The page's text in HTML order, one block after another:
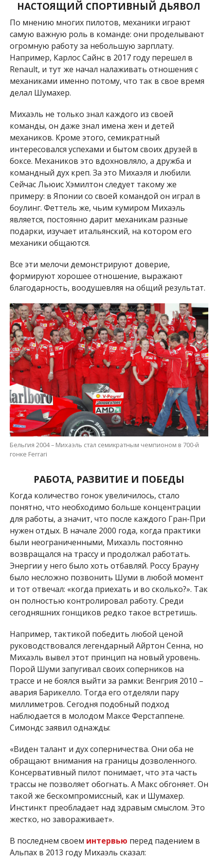
НАСТОЯЩИЙ СПОРТИВНЫЙ ДЬЯВОЛ
По мнению многих пилотов, механики играют
самую важную роль в команде: они проделывают
огромную работу за небольшую зарплату.
Например, Карлос Сайнс в 2017 году перешел в
Renault, и тут же начал налаживать отношения с
механиками именно потому, что так в свое время
делал Шумахер.
Михаэль не только знал каждого из своей
команды, он даже знал имена жен и детей
механиков. Кроме этого, семикратный
интересовался успехами и бытом своих друзей в
боксе. Механиков это вдохновляло, а дружба и
командный дух креп. За это Михаэля и любили.
Сейчас Льюис Хэмилтон следует такому же
примеру: в Японии со своей командой он играл в
боулинг. Феттель же, чьим кумиром Михаэль
является, постоянно дарит механикам разные
подарки, изучает итальянский, на котором его
механики общаются.
Все эти мелочи демонстрируют доверие,
формируют хорошее отношение, выражают
благодарность, воодушевляя на общий результат.
Бельгия 2004 – Михаэль стал семикратным чемпионом в 700-й
гонке Ferrari
РАБОТА, РАЗВИТИЕ И ПОБЕДЫ
Когда количество гонок увеличилось, стало
понятно, что необходимо больше концентрации
для работы, а значит, что после каждого Гран-При
нужен отдых. В начале 2000 года, когда практики
были неограниченными, Михаэль постоянно
возвращался на трассу и продолжал работать.
Энергии у него было хоть отбавляй. Россу Брауну
было несложно позвонить Шуми в любой момент
и тот отвечал: «когда приехать и во сколько?». Так
он полностью контролировал работу. Среди
сегодняшних гонщиков редко такое встретишь.
Например, тактикой победить любой ценой
руководствовался легендарный Айртон Сенна, но
Михаэль вывел этот принцип на новый уровень.
Порой Шуми запугивал своих соперников на
трассе и не боялся выйти за рамки: Венгрия 2010 –
авария Барикелло. Тогда его отделяли пару
миллиметров. Сегодня подобный подход
наблюдается в молодом Максе Ферстаппене.
Симондс заявил однажды:
«Виден талант и дух соперничества. Они оба не
обращают внимания на границы дозволенного.
Консервативный пилот понимает, что эта часть
трассы не позволяет обогнать. А Макс обгоняет. Он
такой же бескомпромиссный, как и Шумахер.
Инстинкт преобладает над здравым смыслом. Это
жестко, но завораживает».
В последнем своем интервью перед падением в
Альпах в 2013 году Михаэль сказал: